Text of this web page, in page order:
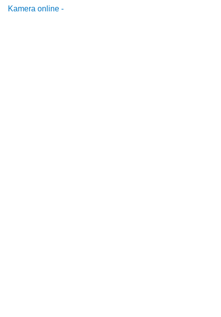
Kamera online -